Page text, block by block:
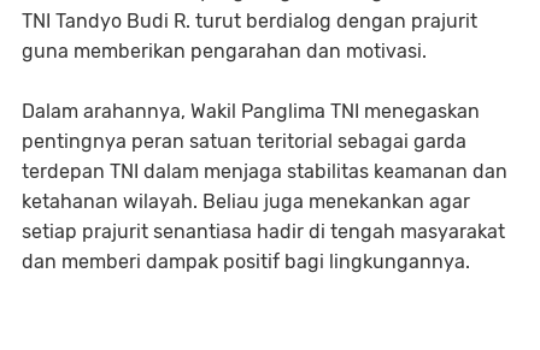
TNI Tandyo Budi R. turut berdialog dengan prajurit
guna memberikan pengarahan dan motivasi.
Dalam arahannya, Wakil Panglima TNI menegaskan
pentingnya peran satuan teritorial sebagai garda
terdepan TNI dalam menjaga stabilitas keamanan dan
ketahanan wilayah. Beliau juga menekankan agar
setiap prajurit senantiasa hadir di tengah masyarakat
dan memberi dampak positif bagi lingkungannya.